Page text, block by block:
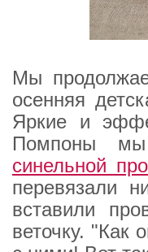
Мы
осенняя
Яркие и
Помпоны
синельной
перевязали
вставили
веточку. "Как